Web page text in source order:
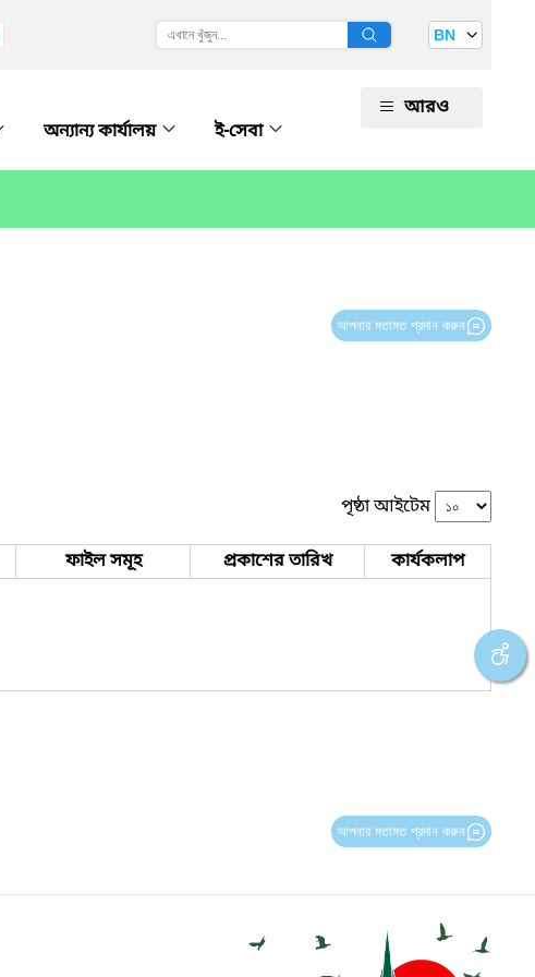
BN
অন্যান্য কার্যালয় ই-সেবা
আরও
আপনার মতামত প্রদান করুন
পৃষ্ঠা আইটেম
ফাইল সমূহ প্রকাশের তারিখ কার্যকলাপ
আপনার মতামত প্রদান করুন